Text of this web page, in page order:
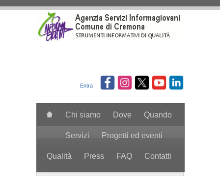
Entra
Chi siamo Dove Quando
Servizi Progetti ed eventi
Qualità Press FAQ Contatti